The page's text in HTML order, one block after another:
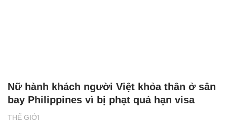
THẾ GIỚI
Nữ hành khách người Việt khỏa thân ở sân
bay Philippines vì bị phạt quá hạn visa